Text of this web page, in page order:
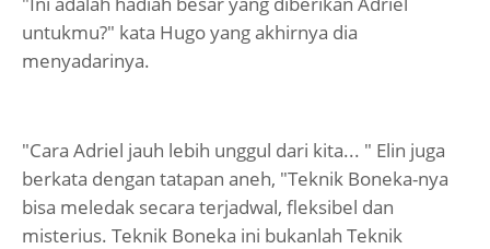
untukmu?" kata Hugo yang akhirnya dia
menyadarinya.
"Cara Adriel jauh lebih unggul dari kita... " Elin juga
berkata dengan tatapan aneh, "Teknik Boneka-nya
bisa meledak secara terjadwal, fleksibel dan
misterius. Teknik Boneka ini bukanlah Teknik